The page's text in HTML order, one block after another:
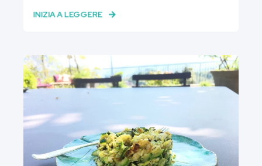
INIZIA A LEGGERE